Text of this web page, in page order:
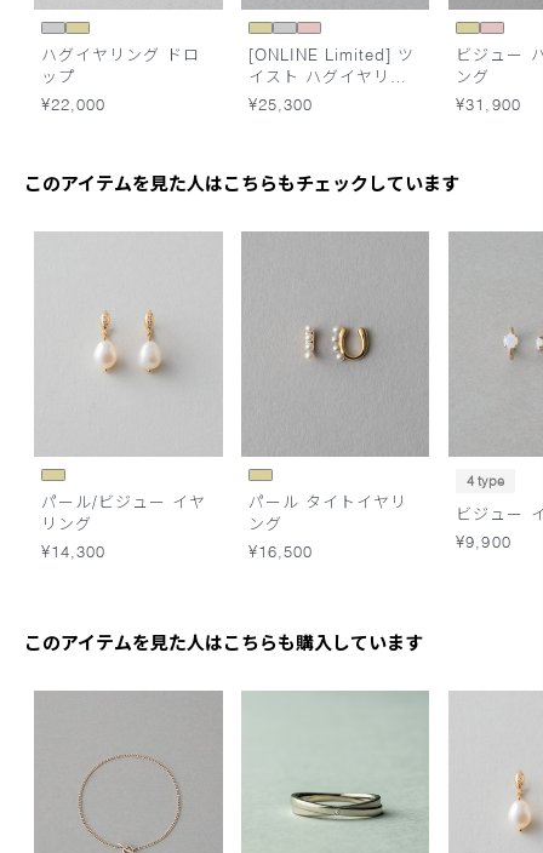
ハグイヤリング ドロ
ップ
¥22,000
[ONLINE Limited] ツ
イスト ハグイヤリン
グ
¥25,300
ビジュー
ング
¥31,900
このアイテムを見た人はこちらもチェックしています
パール/ビジュー イヤ
リング
¥14,300
パール タイトイヤリ
ング
¥16,500
4 type
ビジュー
¥9,900
このアイテムを見た人はこちらも購入しています